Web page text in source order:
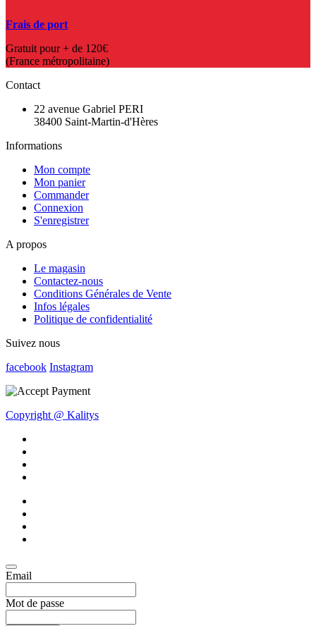
Frais de port
Gratuit pour + de 120€
(France métropolitaine)
Contact
22 avenue Gabriel PERI
38400 Saint-Martin-d'Hères
Informations
Mon compte
Mon panier
Commander
Connexion
S'enregistrer
A propos
Le magasin
Contactez-nous
Conditions Générales de Vente
Infos légales
Politique de confidentialité
Suivez nous
facebook Instagram
Copyright @ Kalitys
Email
Mot de passe